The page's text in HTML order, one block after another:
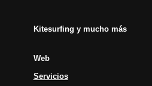
Kitesurfing y mucho más
Web
Servicios